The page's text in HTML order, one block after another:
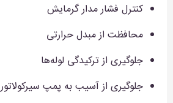
کنترل فشار مدار گرمایش
محافظت از مبدل حرارتی
جلوگیری از ترکیدگی لوله‌ها
جلوگیری از آسیب به پمپ سیرکولاتور